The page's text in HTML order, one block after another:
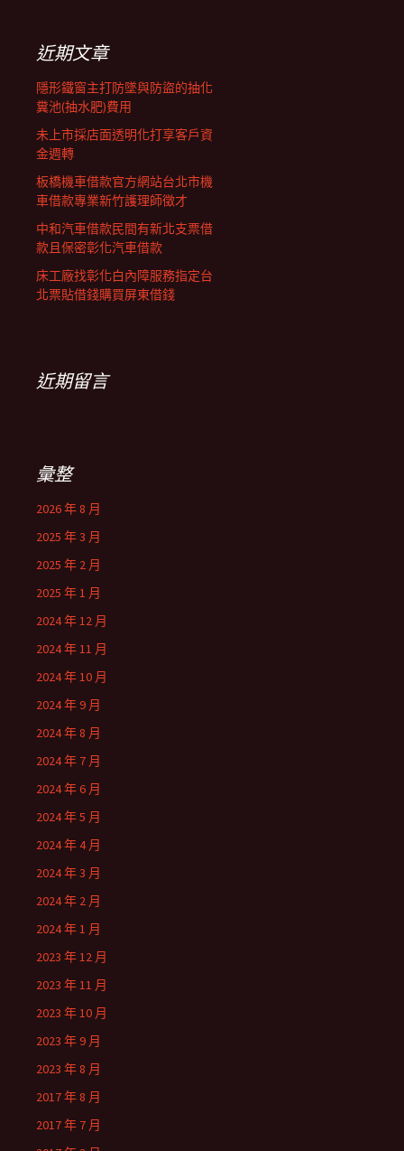
列近期文章
隱形鐵窗主打防墜與防盜的抽化
糞池(抽水肥)費用
未上市採店面透明化打享客戶資
金週轉
板橋機車借款官方網站台北市機
車借款專業新竹護理師徵才
中和汽車借款民間有新北支票借
款且保密彰化汽車借款
床工廠找彰化白內障服務指定台
北票貼借錢購買屏東借錢
近期留言
彙整
2026 年 8 月
2025 年 3 月
2025 年 2 月
2025 年 1 月
2024 年 12 月
2024 年 11 月
2024 年 10 月
2024 年 9 月
2024 年 8 月
2024 年 7 月
2024 年 6 月
2024 年 5 月
2024 年 4 月
2024 年 3 月
2024 年 2 月
2024 年 1 月
2023 年 12 月
2023 年 11 月
2023 年 10 月
2023 年 9 月
2023 年 8 月
2017 年 8 月
2017 年 7 月